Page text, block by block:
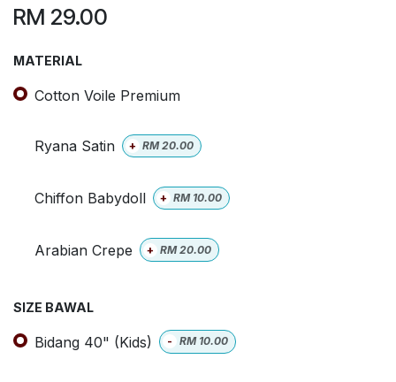
RM 29.00
MATERIAL
Cotton Voile Premium
Ryana Satin + RM20.00
Chiffon Babydoll + RM 10.00
Arabian Crepe + RM20.00
SIZE BAWAL
Bidang 40" (Kids) - RM 10.00